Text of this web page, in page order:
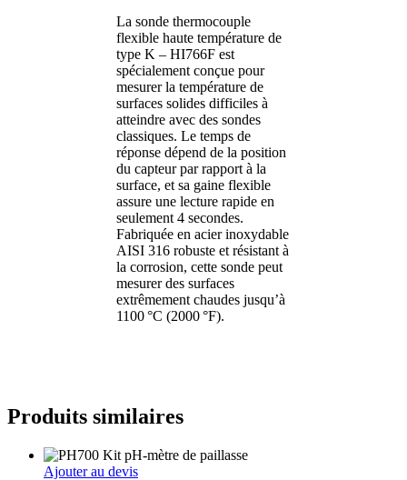
La sonde thermocouple
flexible haute température de
type K – HI766F est
spécialement conçue pour
mesurer la température de
surfaces solides difficiles à
atteindre avec des sondes
classiques. Le temps de
réponse dépend de la position
du capteur par rapport à la
surface, et sa gaine flexible
assure une lecture rapide en
seulement 4 secondes.
Fabriquée en acier inoxydable
AISI 316 robuste et résistant à
la corrosion, cette sonde peut
mesurer des surfaces
extrêmement chaudes jusqu’à
1100 °C (2000 °F).
Produits similaires
Ajouter au devis